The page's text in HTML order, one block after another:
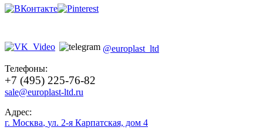
@europlast_ltd
Телефоны:
+7 (495) 225-76-82
sale@europlast-ltd.ru
Адрес:
г. Москва, ул. 2-я Карпатская, дом 4